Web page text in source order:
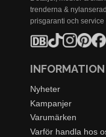
trenderna &
prisgaranti och
INFORMATION
Nyheter
Kampanjer
Varumärken
Varför handla hos